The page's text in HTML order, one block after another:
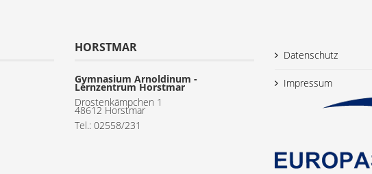
HORSTMAR
Gymnasium Arnoldinum -
Lernzentrum Horstmar
Drostenkämpchen 1
48612 Horstmar
Tel.: 02558/231
Datenschutz
Impressum